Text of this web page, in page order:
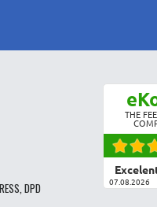
DPD
THE
07.08.2026